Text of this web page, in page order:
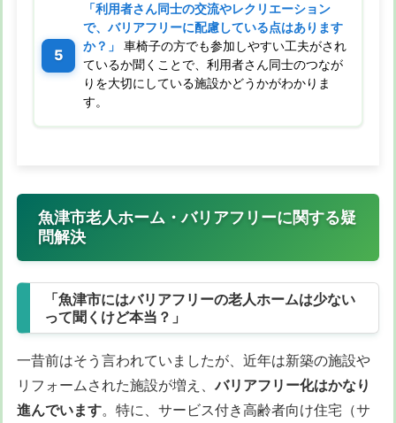
「利用者さん同士の交流やレクリエーション
で、バリアフリーに配慮している点はあります
か？」
車椅子の方でも参加しやすい工夫がされ
ているか聞くことで、利用者さん同士のつなが
りを大切にしている施設かどうかがわかりま
す。
魚津市老人ホーム・バリアフリーに関する疑
問解決
「魚津市にはバリアフリーの老人ホームは少ない
って聞くけど本当？」
一昔前はそう言われていましたが、近年は新築の施設や
リフォームされた施設が増え、バリアフリー化はかなり
進んでいます。特に、サービス付き高齢者向け住宅（サ